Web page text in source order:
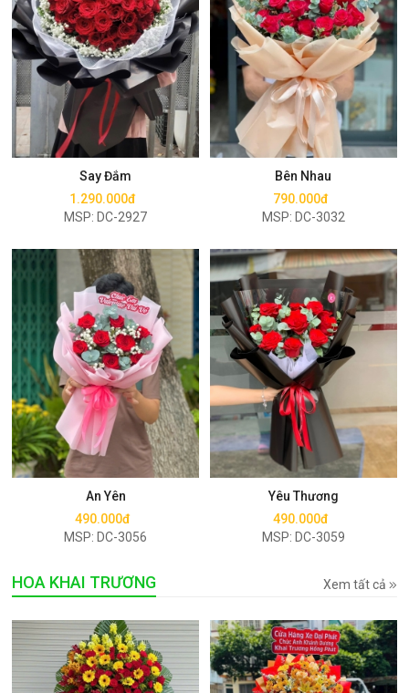
Say Đắm
1.290.000đ
MSP: DC-2927
Mua ngay
Bên Nhau
790.000đ
MSP: DC-3032
Mua ngay
An Yên
490.000đ
MSP: DC-3056
Mua ngay
Yêu Thương
490.000đ
MSP: DC-3059
Mua ngay
HOA KHAI TRƯƠNG Xem tất cả